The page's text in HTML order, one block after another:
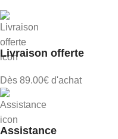
Livraison offerte
Dès 89.00€ d'achat
Assistance